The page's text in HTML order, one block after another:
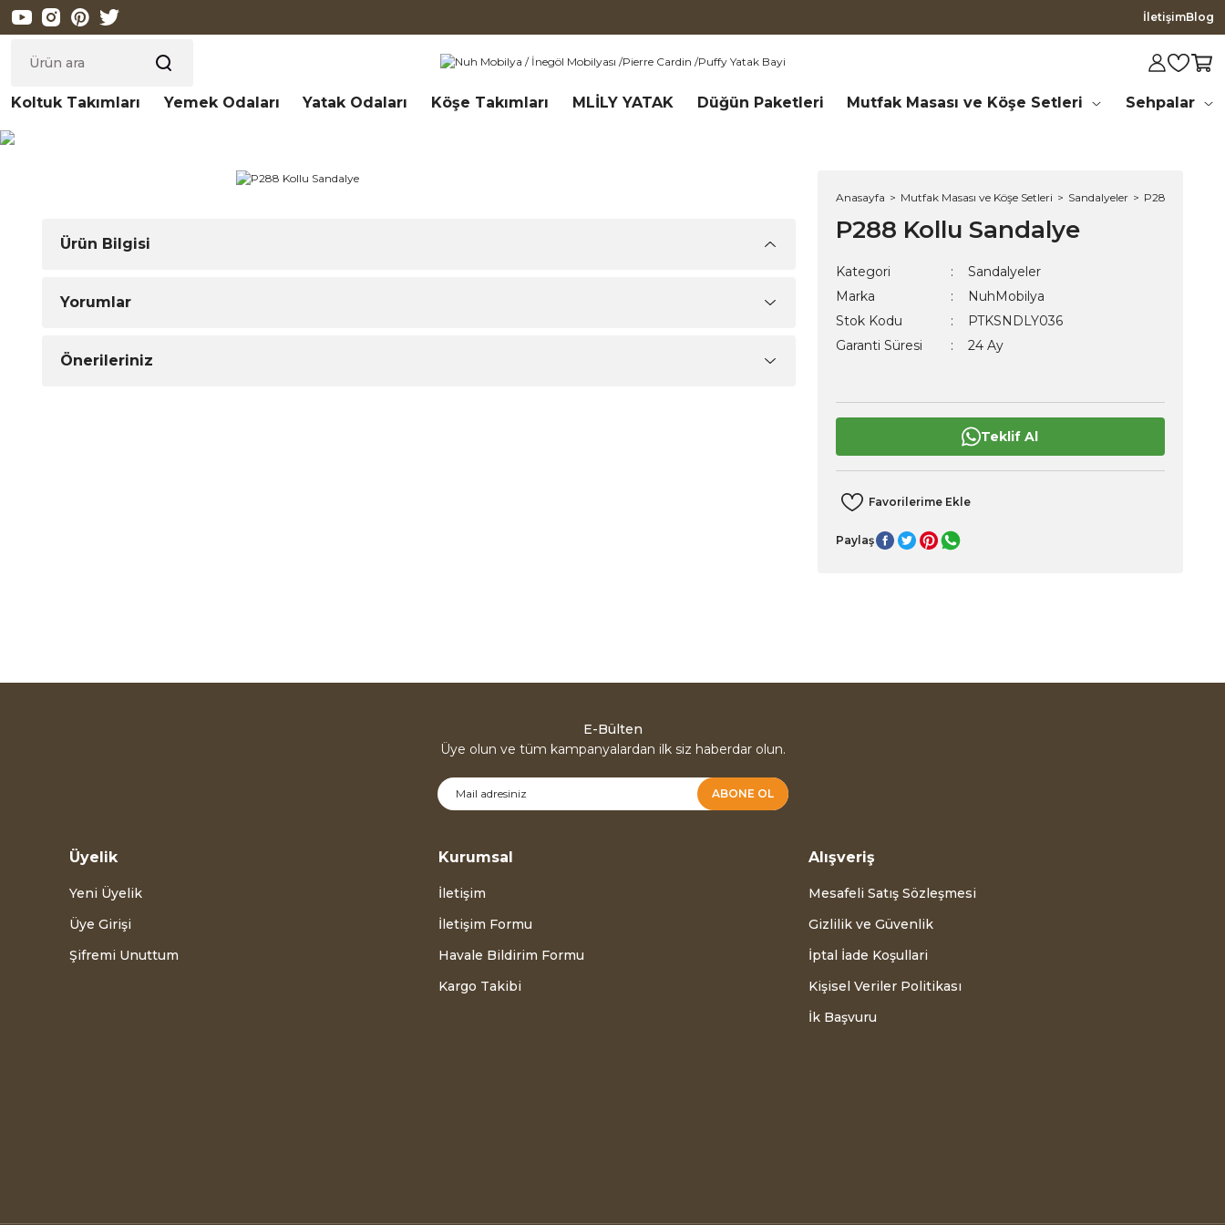
İletişimBlog
Koltuk Takımları Yemek Odaları Yatak Odaları Köşe Takımları MLİLY YATAK Düğün Paketleri Mutfak Masası ve Köşe Setleri Sehpalar
Ürün Bilgisi
Yorumlar
Önerileriniz
Anasayfa Mutfak Masası ve Köşe Setleri Sandalyeler P288 Kollu
P288 Kollu Sandalye
Kategori
Sandalyeler
Marka
NuhMobilya
Stok Kodu
PTKSNDLY036
Garanti Süresi
24 Ay
Teklif Al
Paylaş
E-Bülten
Üye olun ve tüm kampanyalardan ilk siz haberdar olun.
ABONE OL
Üyelik
Yeni Üyelik
Üye Girişi
Şifremi Unuttum
Kurumsal
İletişim
İletişim Formu
Havale Bildirim Formu
Kargo Takibi
Alışveriş
Mesafeli Satış Sözleşmesi
Gizlilik ve Güvenlik
İptal İade Koşullari
Kişisel Veriler Politikası
İk Başvuru